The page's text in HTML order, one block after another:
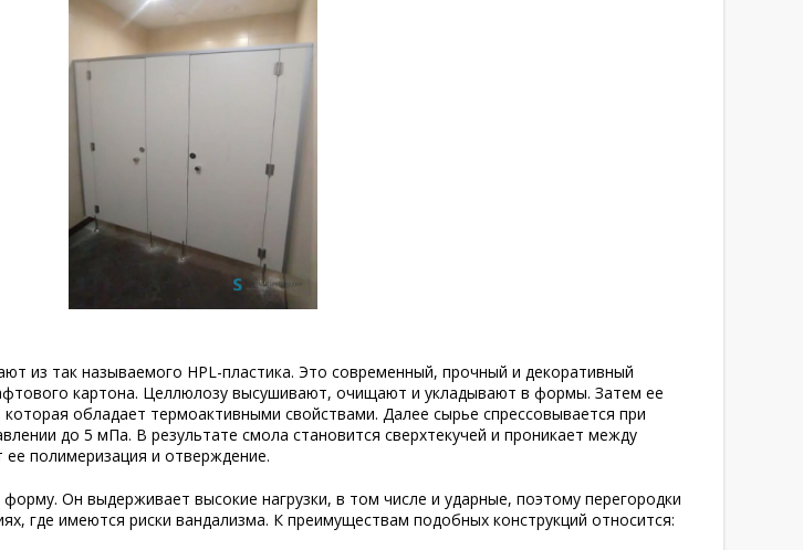
из так называемого HPL-пластика. Это современный, прочный и декоративный
картона. Целлюлозу высушивают, очищают и укладывают в формы. Затем ее
обладает термоактивными свойствами. Далее сырье спрессовывается при
до 5 мПа. В результате смола становится сверхтекучей и проникает между
полимеризация и отверждение.
Он выдерживает высокие нагрузки, в том числе и ударные, поэтому перегородки
где имеются риски вандализма. К преимуществам подобных конструкций относится: